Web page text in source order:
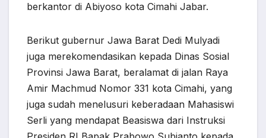
berkantor di Abiyoso kota Cimahi Jabar.
Berikut gubernur Jawa Barat Dedi Mulyadi
juga merekomendasikan kepada Dinas Sosial
Provinsi Jawa Barat, beralamat di jalan Raya
Amir Machmud Nomor 331 kota Cimahi, yang
juga sudah menelusuri keberadaan Mahasiswi
Serli yang mendapat Beasiswa dari Instruksi